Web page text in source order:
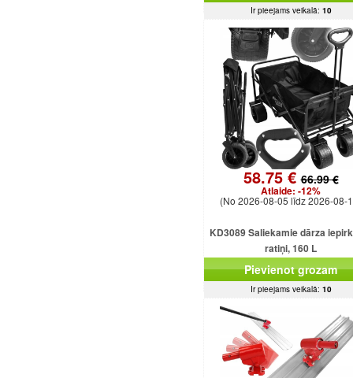
Ir pieejams veikalā: 10
58.75 €66.99 €
Atlaide: -12%
(No 2026-08-05 līdz 2026-08-
KD3089 Saliekamie dārza
ratiņi, 160 L
Pievienot grozam
Ir pieejams veikalā: 10